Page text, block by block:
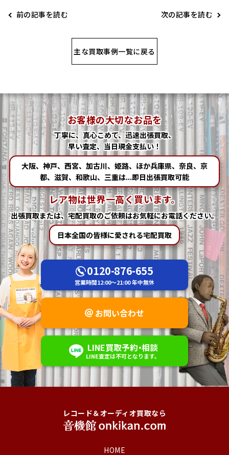
前の記事を読む 次の記事を読む
主な買取事例一覧に戻る
お客様の大切なお品を
丁寧に、真心こめて、迅速出張買取、
早い査定、当日現金支払い！
大阪、神戸、西宮、加古川、姫路、ほか兵庫県、奈良、京
都、滋賀、和歌山、三重は...即日出張買取可能
レア物は世界一高く買います。
出張買取または、宅配買取のご依頼はお気軽にお電話ください。
日本全国の皆様に愛される宅配買取
0120-876-655
営業時間12:00～21:00年中無休
お問い合わせ
LINE買取予約・相談
LINE査定は不可となります。
レコード＆オーディオ買取なら
HOME